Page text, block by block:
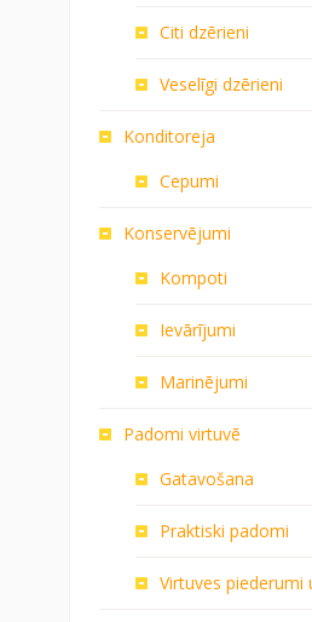
Citi dzērieni
Veselīgi dzērieni
Konditoreja
Cepumi
Konservējumi
Kompoti
Ievārījumi
Marinējumi
Padomi virtuvē
Gatavošana
Praktiski padomi
Virtuves piederumi